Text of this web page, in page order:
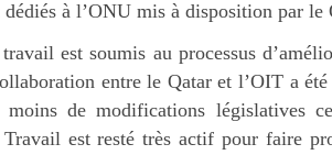
dédiés à l’ONU mis à disposition par le
est soumis au processus
entre le Qatar et l’OIT a
moins de modifications législatives
est resté très actif pour faire